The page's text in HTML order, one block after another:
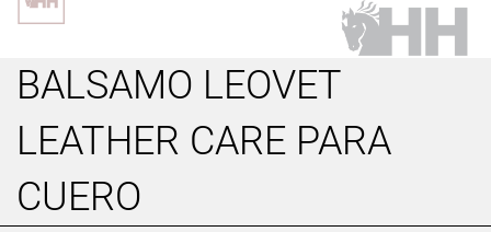
BALSAMO LEOVET
LEATHER CARE PARA
CUERO